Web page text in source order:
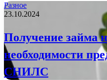
Разное
23.10.2024
Получение займа
необходимости
СНИЛС